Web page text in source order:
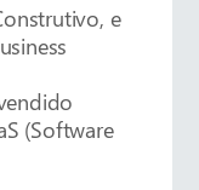
e
(Software